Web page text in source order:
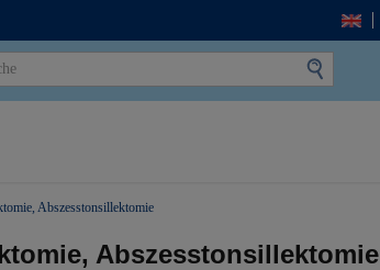
Abszesstonsillektomie
Abszesstonsillektomie